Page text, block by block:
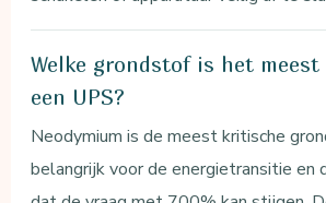
Welke grondstof is het
een UPS?
Neodymium is de meest kritische
belangrijk voor de energietransitie en